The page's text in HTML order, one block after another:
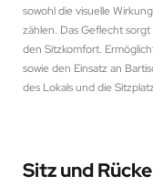
sowohl die visuelle
zählen. Das Geflecht
den Sitzkomfort.
sowie den Einsatz an
des Lokals und die
Sitz und